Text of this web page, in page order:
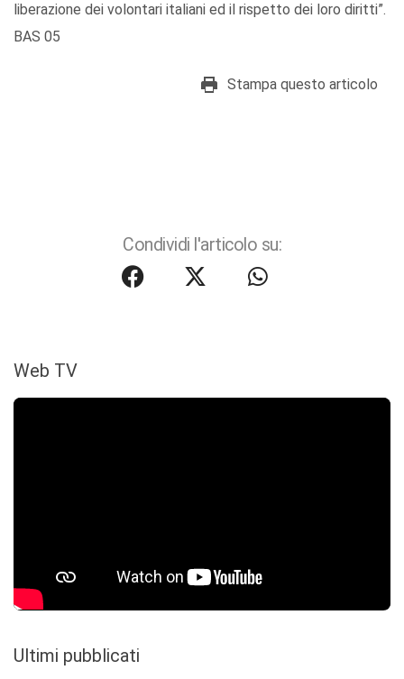
liberazione dei volontari italiani ed il rispetto dei loro diritti”.
BAS 05
Stampa questo articolo
Condividi l'articolo su:
Web TV
Ultimi pubblicati